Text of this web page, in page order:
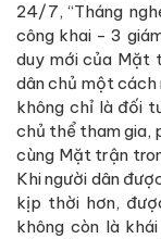
24/7, “Tháng
công khai - 3
duy mới của Mặt
dân chủ một cách
không chỉ là đối
chủ thể tham gia,
cùng Mặt trận
Khi người dân
kịp thời hơn,
không còn là